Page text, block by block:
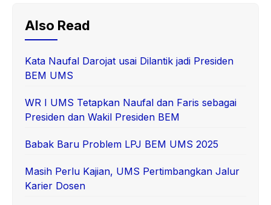
Also Read
Kata Naufal Darojat usai Dilantik jadi Presiden
BEM UMS
WR I UMS Tetapkan Naufal dan Faris sebagai
Presiden dan Wakil Presiden BEM
Babak Baru Problem LPJ BEM UMS 2025
Masih Perlu Kajian, UMS Pertimbangkan Jalur
Karier Dosen